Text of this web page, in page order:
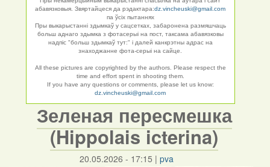
абавязковыя. Звяртайцеся да рэдактара:dz.vincheuski@gmail.com
па ўсіх пытаннях
Пры выкарыстанні здымкаў у сацсетках, забаронена размяшчаць
больш аднаго здымка з фотасерыі на пост, таксама абавязковы
надпіс "больш здымкаў тут:" і далей канкрэтны адрас на
знаходжанне фота-серыі на сайце.
All these pictures are copyrighted by the authors. Please respect the
time and effort spent in shooting them.
If you have any questions or comments, please let us know:
dz.vincheuski@gmail.com
Зеленая пересмешка
(Hippolais icterina)
20.05.2026 - 17:15 |pva